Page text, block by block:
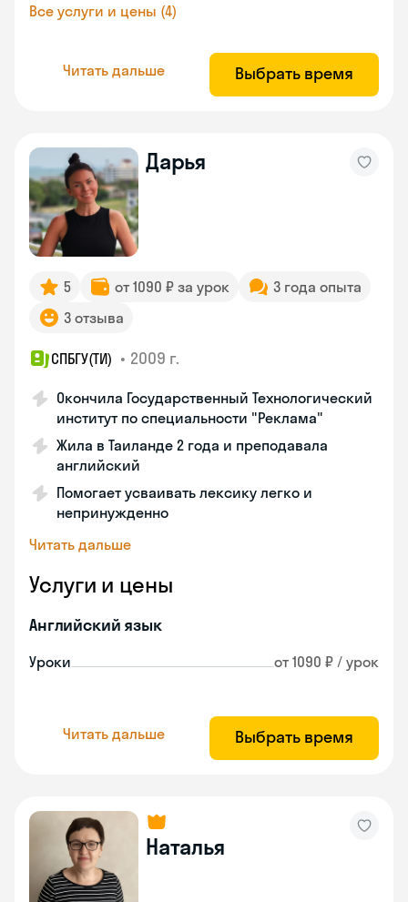
Все услуги и цены (4)
Читать дальше Выбрать время
Дарья
5 от 1090 ₽ за урок
3 года опыта
3 отзыва
СПБГУ(ТИ) • 2009 г.
Окончила Государственный Технологический
институт по специальности "Реклама"
Жила в Таиланде 2 года и преподавала
английский
Помогает усваивать лексику легко и
непринужденно
Читать дальше
Услуги и цены
Английский язык
Уроки от 1090 ₽ / урок
Читать дальше Выбрать время
Наталья